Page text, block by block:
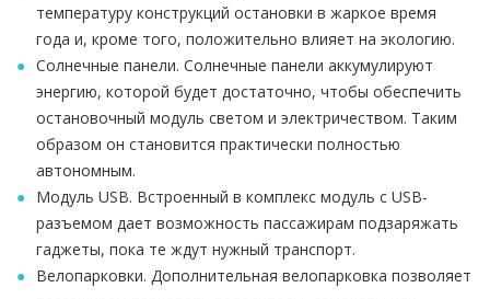
температуру конструкций остановки в жаркое время
года и, кроме того, положительно влияет на экологию.
Солнечные панели. Солнечные панели аккумулируют
энергию, которой будет достаточно, чтобы обеспечить
остановочный модуль светом и электричеством. Таким
образом он становится практически полностью
автономным.
Модуль USB. Встроенный в комплекс модуль с USB-
разъемом дает возможность пассажирам подзаряжать
гаджеты, пока те ждут нужный транспорт.
Велопарковки. Дополнительная велопарковка позволяет